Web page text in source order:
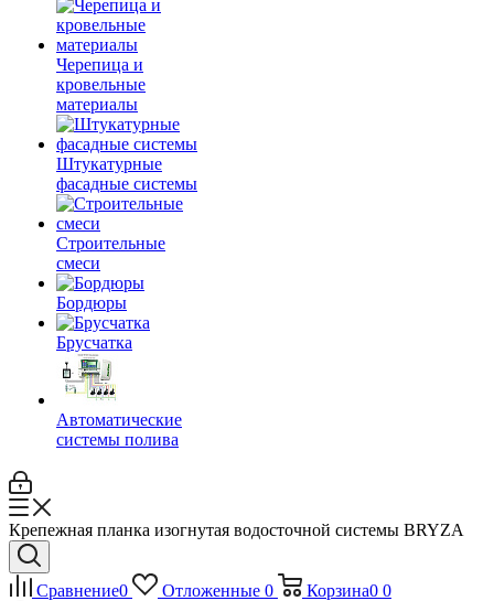
Черепица и
кровельные
материалы
Штукатурные
фасадные системы
Строительные
смеси
Бордюры
Брусчатка
Автоматические
системы полива
Крепежная планка изогнутая водосточной системы BRYZA
Сравнение0 Отложенные 0 Корзина0 0